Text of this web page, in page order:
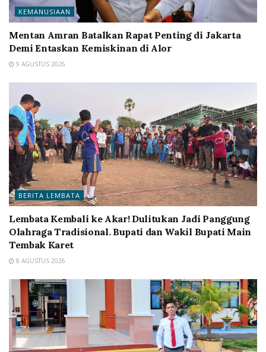
KEMANUSIAAN
Mentan Amran Batalkan Rapat Penting di Jakarta
Demi Entaskan Kemiskinan di Alor
9 AGUSTUS 2026
BERITA LEMBATA
Lembata Kembali ke Akar! Dulitukan Jadi Panggung
Olahraga Tradisional. Bupati dan Wakil Bupati Main
Tembak Karet
8 AGUSTUS 2026